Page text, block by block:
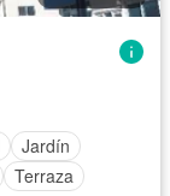
Jardín
Terraza